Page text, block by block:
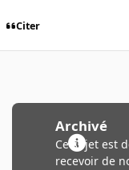
Citer
Archivé
Ce sujet est
recevoir de